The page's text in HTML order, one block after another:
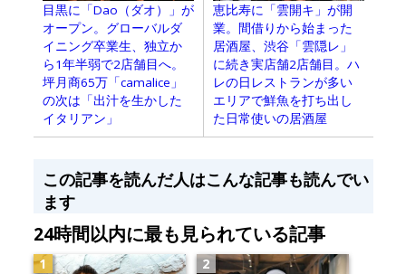
目黒に「Dao（ダオ）」が
オープン。グローバルダ
イニング卒業生、独立か
ら1年半弱で2店舗目へ。
坪月商65万「camalice」
の次は「出汁を生かした
イタリアン」
恵比寿に「雲開キ」が開
業。間借りから始まった
居酒屋、渋谷「雲隠レ」
に続き実店舗2店舗目。ハ
レの日レストランが多い
エリアで鮮魚を打ち出し
た日常使いの居酒屋
この記事を読んだ人はこんな記事も読んでい
ます
24時間以内に最も見られている記事